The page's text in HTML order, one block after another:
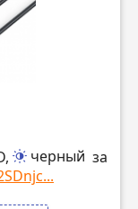
черный за